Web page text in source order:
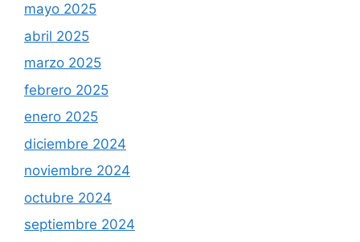
mayo 2025
abril 2025
marzo 2025
febrero 2025
enero 2025
diciembre 2024
noviembre 2024
octubre 2024
septiembre 2024